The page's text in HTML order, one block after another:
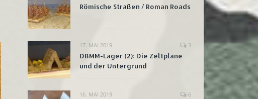
Römische Straßen / Roman Roads
17. MAI 2019 3
DBMM-Lager (2): Die Zeltplane
und der Untergrund
16. MAI 2019 6